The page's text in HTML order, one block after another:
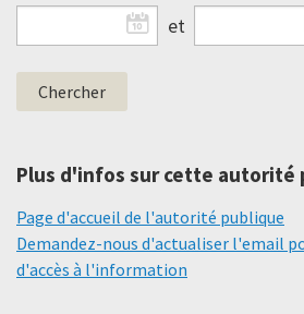
et
Plus d'infos sur cette autorité
Page d'accueil de l'autorité publique
Demandez-nous d'actualiser l'email
d'accès à l'information